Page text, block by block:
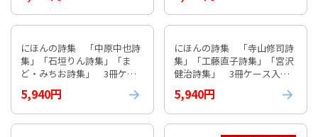
にほんの詩集 「中原中也詩
集」「石垣りん詩集」「ま
ど・みちお詩集」 3冊ケー
ス入り③
5,940円
にほんの詩集 「寺山修司詩
集」「工藤直子詩集」「宮沢
健治詩集」 3冊ケース入り
5,940円